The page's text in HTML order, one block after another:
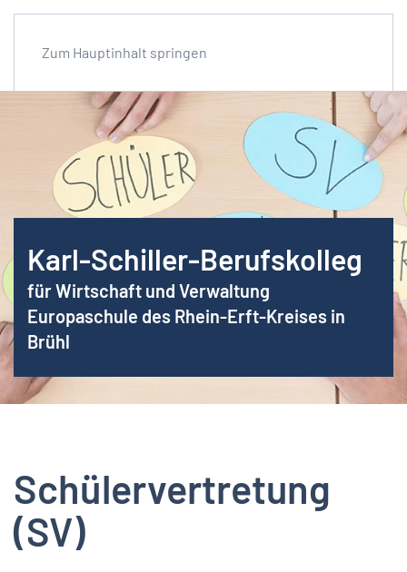
Zum Hauptinhalt springen
Karl-Schiller-Berufskolleg
für Wirtschaft und Verwaltung
Europaschule des Rhein-Erft-Kreises in
Brühl
Schülervertretung
(SV)